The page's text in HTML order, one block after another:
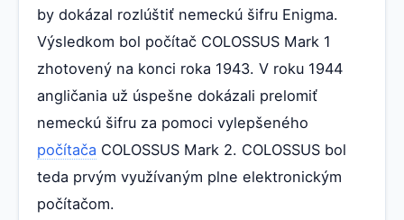
by dokázal rozlúštiť nemeckú šifru Enigma.
Výsledkom bol počítač COLOSSUS Mark 1
zhotovený na konci roka 1943. V roku 1944
angličania už úspešne dokázali prelomiť
nemeckú šifru za pomoci vylepšeného
počítača COLOSSUS Mark 2. COLOSSUS bol
teda prvým využívaným plne elektronickým
počítačom.